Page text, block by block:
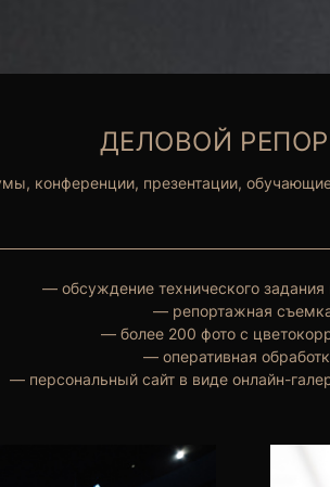
ДЕЛОВОЙ
конференции, презентации,
— обсуждение технического задания
— репортажная
— более 200 фото с
— оперативная
— персональный сайт в виде онлайн-